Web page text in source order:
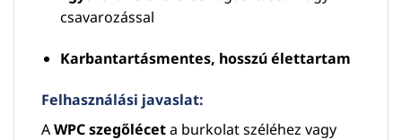
csavarozással
Karbantartásmentes, hosszú élettartam
Felhasználási javaslat:
AWPC szegőléceta burkolat széléhez vagy